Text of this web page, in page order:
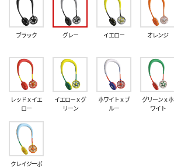
ブラック グレー イエロー オレンジ
レッドｘイエ
ロー
イエローｘグ
リーン
ホワイトｘブ
ルー
グリーンｘホ
ワイト
クレイジーポ